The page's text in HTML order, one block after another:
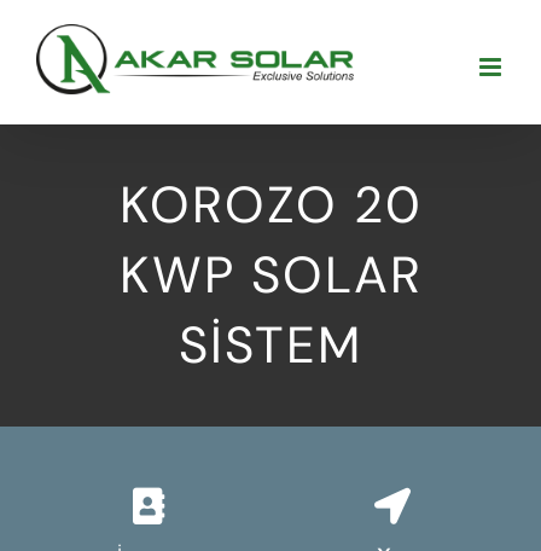
content
KOROZO 20
KWP SOLAR
SİSTEM